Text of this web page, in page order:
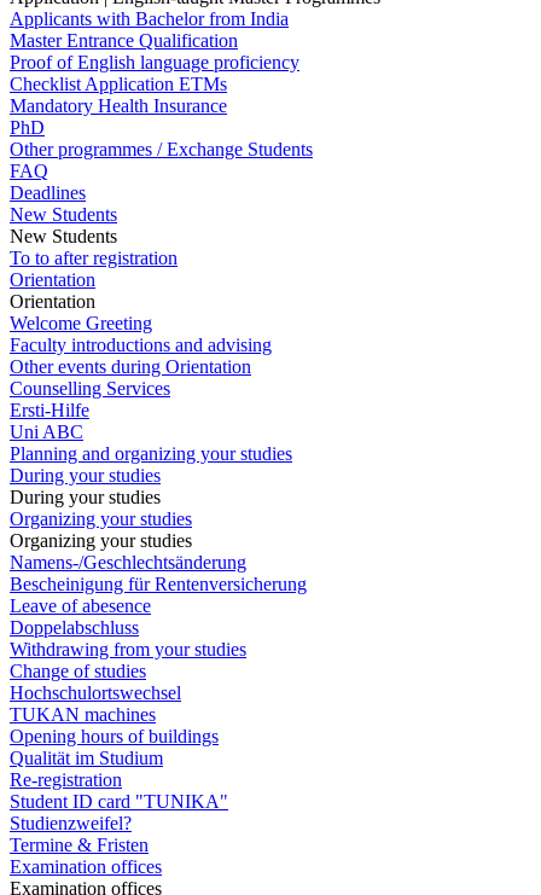
Applicants with Bachelor from India
Master Entrance Qualification
Proof of English language proficiency
Checklist Application ETMs
Mandatory Health Insurance
PhD
Other programmes / Exchange Students
FAQ
Deadlines
New Students
New Students
To to after registration
Orientation
Orientation
Welcome Greeting
Faculty introductions and advising
Other events during Orientation
Counselling Services
Ersti-Hilfe
Uni ABC
Planning and organizing your studies
During your studies
During your studies
Organizing your studies
Organizing your studies
Namens-/Geschlechtsänderung
Bescheinigung für Rentenversicherung
Leave of abesence
Doppelabschluss
Withdrawing from your studies
Change of studies
Hochschulortswechsel
TUKAN machines
Opening hours of buildings
Qualität im Studium
Re-registration
Student ID card "TUNIKA"
Studienzweifel?
Termine & Fristen
Examination offices
Examination offices